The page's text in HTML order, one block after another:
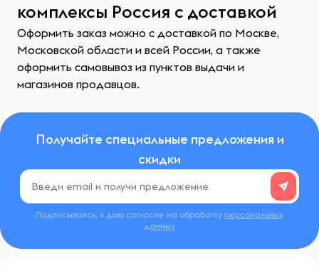
комплексы Россия с доставкой
Оформить заказ можно с доставкой по Москве,
Московской области и всей России, а также
оформить самовывоз из пунктов выдачи и
магазинов продавцов.
Получайте специальные предложения и
скидки
Подписываясь, я даю согласие на обработку персональных
данных